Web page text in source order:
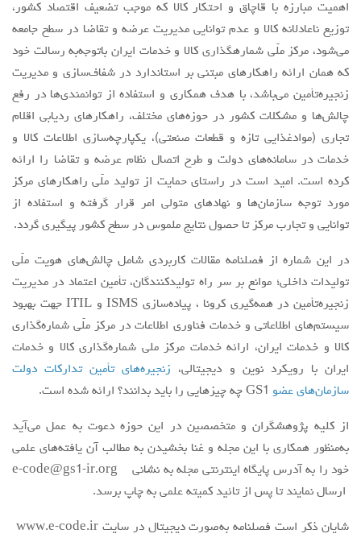
مقالات سال 1402
مقالات سال 1403
آرشیو
مرور
جستجو پیشرفته
راهنمای نویسندگان
اطلاعات نشریه
اخبار و اعلانات
پیوندهای مفید
تماس با ما
اهمیت مبارزه با قاچاق و احتکار کالا که موجب تضعیف اقتصاد کشور،
توزیع ناعادلانه کالا و عدم توانایی مدیریت عرضه و تقاضا در سطح جامعه
می‌شود، مرکز ملّی شماره­گذاری کالا و خدمات ایران باتوجه‌به رسالت خود
که همان ارائه راهکارهای مبتنی بر استاندارد در شفاف‌سازی و مدیریت
زنجیره‌تأمین می‌باشد، با هدف همکاری و استفاده از توانمندی‌ها در رفع
چالش‌ها و مشکلات کشور در حوزه‌های مختلف، راهکارهای ردیابی اقلام
تجاری (موادغذایی تازه و قطعات صنعتی)، یکپارچه‌سازی اطلاعات کالا و
خدمات در سامانه‌های دولت و طرح اتصال نظام عرضه و تقاضا را ارائه
کرده است. امید است در راستای حمایت از تولید ملّی راهکارهای مرکز
مورد توجه سازمان‌ها و نهادهای متولی امر قرار گرفته و استفاده از
توانایی و تجارب مرکز تا حصول نتایج ملموس در سطح کشور پیگیری گردد.
در این شماره از فصلنامه مقالات کاربردی شامل چالش‌های هویت ملّی
تولیدات داخلی؛ موانع بر سر راه تولیدکنندگان، تأمین اعتماد در مدیریت
زنجیره‌تأمین در همه‌گیری کرونا ، پیاده‌سازی ISMS و ITIL جهت بهبود
سیستم‌های اطلاعاتی و خدمات فناوری اطلاعات در مرکز ملّی شماره‌گذاری
کالا و خدمات ایران، ارائه خدمات مرکز ملی شماره‌گذاری کالا و خدمات
ایران با رویکرد نوین و دیجیتالی، زنجيره‌هاي تأمین تداركات دولت
سازمان‌های عضو
از کلیه پژوهشگران و متخصصین در این حوزه دعوت به عمل می‌آید
به‌منظور همکاری با این مجله و غنا بخشیدن به مطالب آن یافته‌های علمی
خود را به آدرس پایگاه اینترنتی مجله به نشانی e-code@gs1-ir.org
ارسال نمایند تا پس از تائید کمیته علمی به چاپ برسد.